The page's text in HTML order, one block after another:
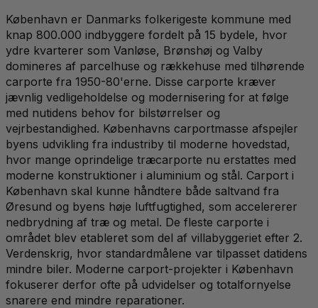
København er Danmarks folkerigeste kommune med
knap 800.000 indbyggere fordelt på 15 bydele, hvor
ydre kvarterer som Vanløse, Brønshøj og Valby
domineres af parcelhuse og rækkehuse med tilhørende
carporte fra 1950-80'erne. Disse carporte kræver
jævnlig vedligeholdelse og modernisering for at følge
med nutidens behov for bilstørrelser og
vejrbestandighed. Københavns carportmasse afspejler
byens udvikling fra industriby til moderne hovedstad,
hvor mange oprindelige træcarporte nu erstattes med
moderne konstruktioner i aluminium og stål. Carport i
København skal kunne håndtere både saltvand fra
Øresund og byens høje luftfugtighed, som accelererer
nedbrydning af træ og metal. De fleste carporte i
området blev etableret som del af villabyggeriet efter 2.
Verdenskrig, hvor standardmålene var tilpasset datidens
mindre biler. Moderne carport-projekter i København
fokuserer derfor ofte på udvidelser og totalfornyelse
snarere end mindre reparationer.